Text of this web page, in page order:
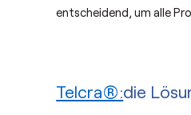
entscheidend, um alle
Telcra®:die